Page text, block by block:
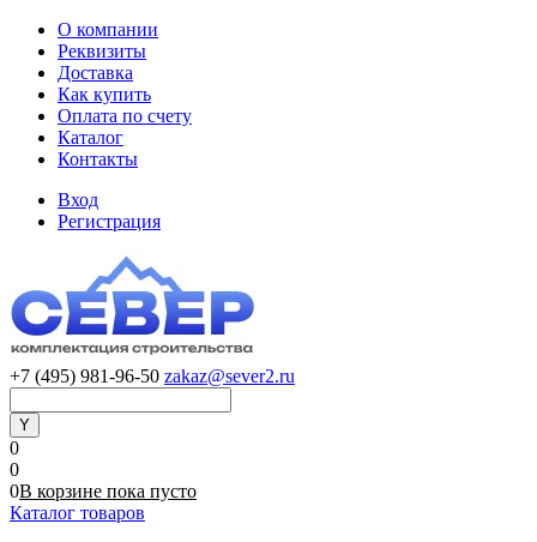
О компании
Реквизиты
Доставка
Как купить
Оплата по счету
Каталог
Контакты
Вход
Регистрация
+7 (495) 981-96-50 zakaz@sever2.ru
0
0
0В корзине пока пусто
Каталог товаров